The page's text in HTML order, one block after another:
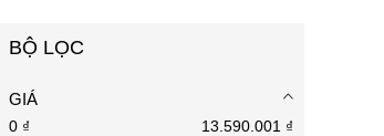
BỘ LỌC
GIÁ
0 ₫ 13.590.001 ₫